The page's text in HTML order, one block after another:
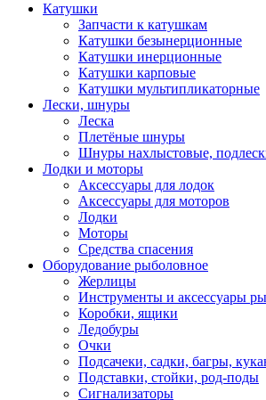
Катушки
Запчасти к катушкам
Катушки безынерционные
Катушки инерционные
Катушки карповые
Катушки мультипликаторные
Лески, шнуры
Леска
Плетёные шнуры
Шнуры нахлыстовые,
Лодки и моторы
Аксессуары для лодок
Аксессуары для моторов
Лодки
Моторы
Средства спасения
Оборудование рыболовное
Жерлицы
Инструменты и аксессуары
Коробки, ящики
Ледобуры
Очки
Подсачеки, садки, багры,
Подставки, стойки, род-поды
Сигнализаторы